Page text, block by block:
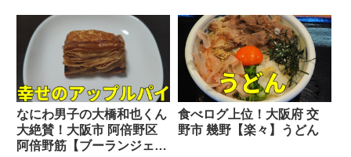
なにわ男子の大橋和也くん
大絶賛！大阪市 阿倍野区
阿倍野筋【ブーランジェリ
食べログ上位！大阪府 交
野市 幾野【楽々】うどん